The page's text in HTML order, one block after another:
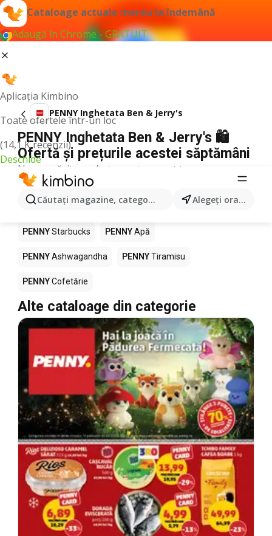
Cataloage actuale mereu la îndemână
Adaugă în Chrome - GRATUIT
Aplicația Kimbino
Toate ofertele într-un loc
(14,1 K recenzii)
Deschide
Căutaţi magazine, categorii, produse... Alegeţi oraşul
PENNY Inghetata Ben & Jerry's
PENNY Inghetata Ben & Jerry's 🛍️
Ofertă și prețurile acestei săptămâni
Nu am găsit rezultate pentru acest termen.
Alte produse în magazine PENNY
PENNY Pizza PENNY Mango LEGO
PENNYStarbucks PENNYApă
PENNYAshwagandha PENNYTiramisu
PENNYCofetărie
Alte cataloage din categorie